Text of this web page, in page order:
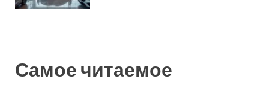
Самое читаемое